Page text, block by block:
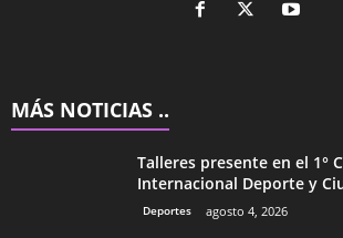
MÁS NOTICIAS ..
Talleres presente en el 1°
Internacional Deporte y
Deportes agosto 4, 2026